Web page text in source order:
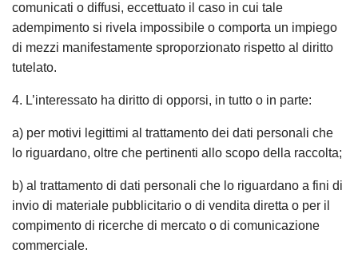
comunicati o diffusi, eccettuato il caso in cui tale
adempimento si rivela impossibile o comporta un impiego
di mezzi manifestamente sproporzionato rispetto al diritto
tutelato.
4. L’interessato ha diritto di opporsi, in tutto o in parte:
a) per motivi legittimi al trattamento dei dati personali che
lo riguardano, oltre che pertinenti allo scopo della raccolta;
b) al trattamento di dati personali che lo riguardano a fini di
invio di materiale pubblicitario o di vendita diretta o per il
compimento di ricerche di mercato o di comunicazione
commerciale.